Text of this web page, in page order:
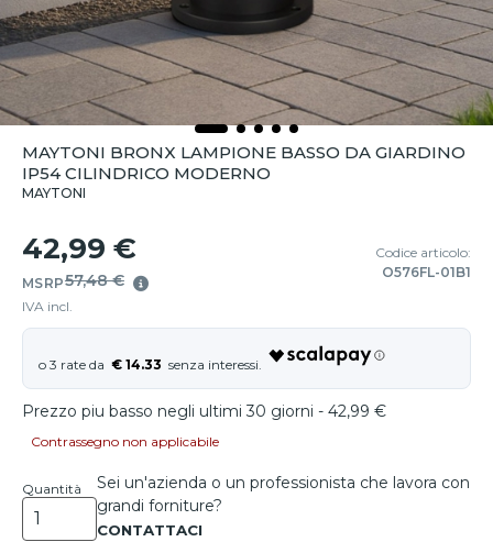
MAYTONI BRONX LAMPIONE BASSO DA GIARDINO
IP54 CILINDRICO MODERNO
MAYTONI
42,99 €
MSRP57,48 €
IVA incl.
Codice articolo:
O576FL-01B1
€ 14.33
Prezzo piu basso negli ultimi 30 giorni - 42,99 €
Contrassegno non applicabile
Quantità
Sei un'azienda o un professionista che lavora con
grandi forniture?